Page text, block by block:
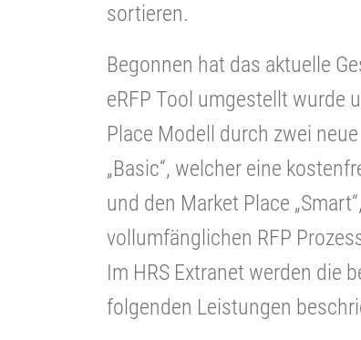
sortieren.
Begonnen hat das aktuelle
eRFP Tool umgestellt wurde
Place Modell durch zwei
„Basic“, welcher eine
und den Market Place
vollumfänglichen RFP
Im HRS Extranet werden die
folgenden Leistungen